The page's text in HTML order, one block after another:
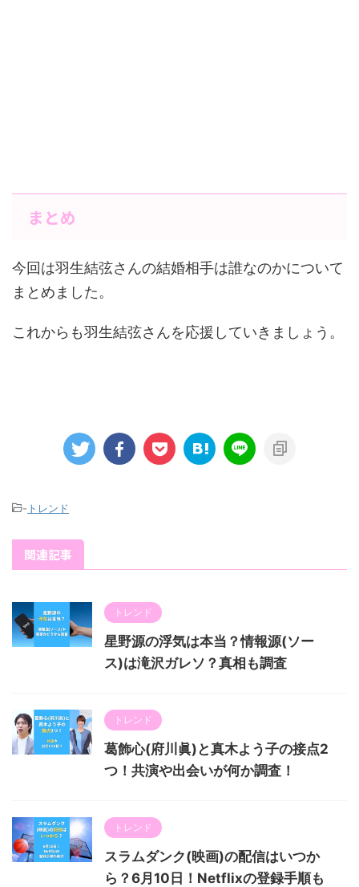
まとめ
今回は羽生結弦さんの結婚相手は誰なのかについて
まとめました。
これからも羽生結弦さんを応援していきましょう。
- トレンド
関連記事
トレンド
星野源の浮気は本当？情報源(ソー
ス)は滝沢ガレソ？真相も調査
トレンド
葛飾心(府川眞)と真木よう子の接点2
つ！共演や出会いが何か調査！
トレンド
スラムダンク(映画)の配信はいつか
ら？6月10日！Netflixの登録手順も